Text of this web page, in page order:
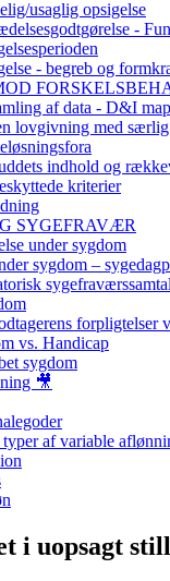
usaglig opsigelse
-
- begreb og
af data - D&I
lovgivning med særlig
indhold og
kriterier
SYGEFRAVÆR
under sygdom
sygdom –
forpligtelser
vs. Handicap
sygdom
🎥
af variable
i uopsagt